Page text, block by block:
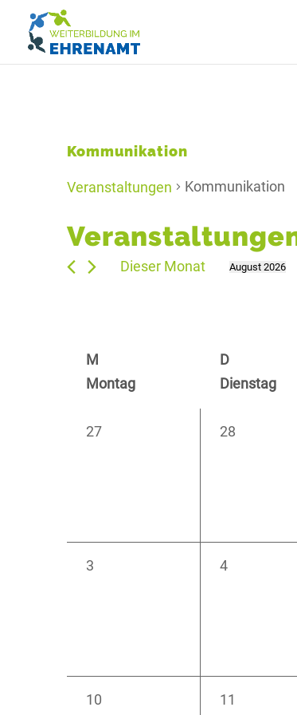
Kommunikation
Veranstaltungen Kommunikation
Dieser Monat August 2026
Kalender
von
Veranstaltungen
M
Montag
D
Dienstag
0
27
0
28
0
3
0
4
0
10
0
11